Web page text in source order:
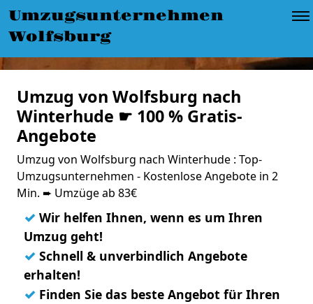
Umzugsunternehmen
Wolfsburg
Umzug von Wolfsburg nach
Winterhude ☛ 100 % Gratis-
Angebote
Umzug von Wolfsburg nach Winterhude : Top-
Umzugsunternehmen - Kostenlose Angebote in 2
Min. ➨ Umzüge ab 83€
✓ Wir helfen Ihnen, wenn es um Ihren
Umzug geht!
✓ Schnell & unverbindlich Angebote
erhalten!
✓ Finden Sie das beste Angebot für Ihren